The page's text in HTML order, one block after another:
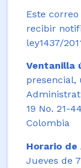
Este
recibir
ley1437/
Ventanilla
presencial,
19 No. 21-
Colombia
Horario de
Jueves de